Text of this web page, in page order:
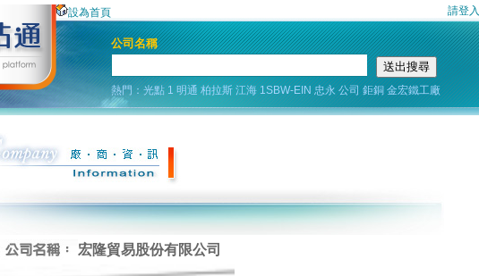
設為首頁 請登入
公司名稱
熱門：光點 1 明通 柏拉斯 江海 1SBW-EIN 忠永 公司 鉅銅 金宏鐵工廠
宏隆貿易股份有限公司